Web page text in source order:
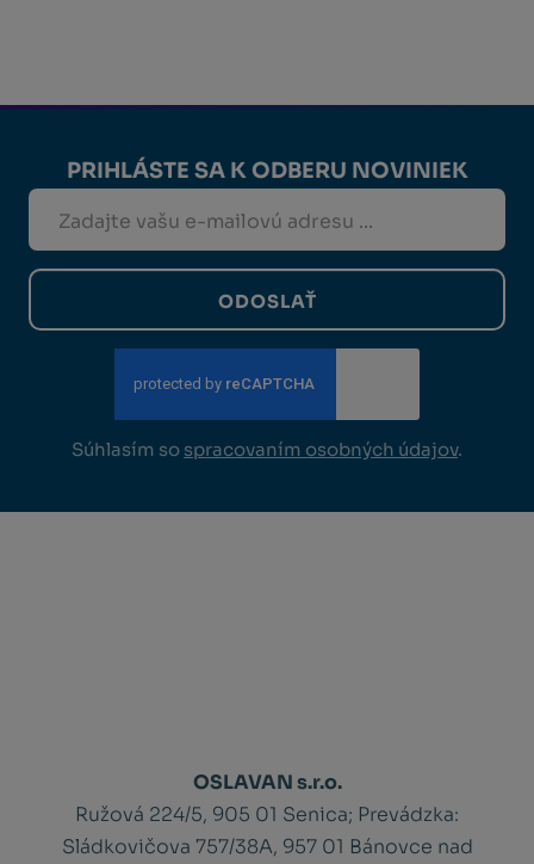
PRIHLÁSTE SA K ODBERU NOVINIEK
ODOSLAŤ
Súhlasím so spracovaním osobných údajov.
OSLAVAN s.r.o.
Ružová 224/5, 905 01 Senica; Prevádzka:
Sládkovičova 757/38A, 957 01 Bánovce nad